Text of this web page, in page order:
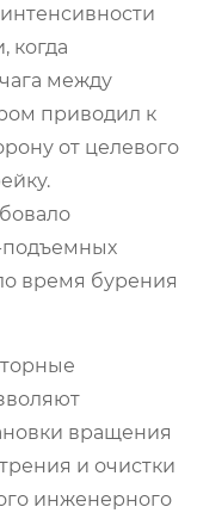
когда
между
приводил к
от целевого
подъемных
время бурения
вращения
и очистки
инженерного